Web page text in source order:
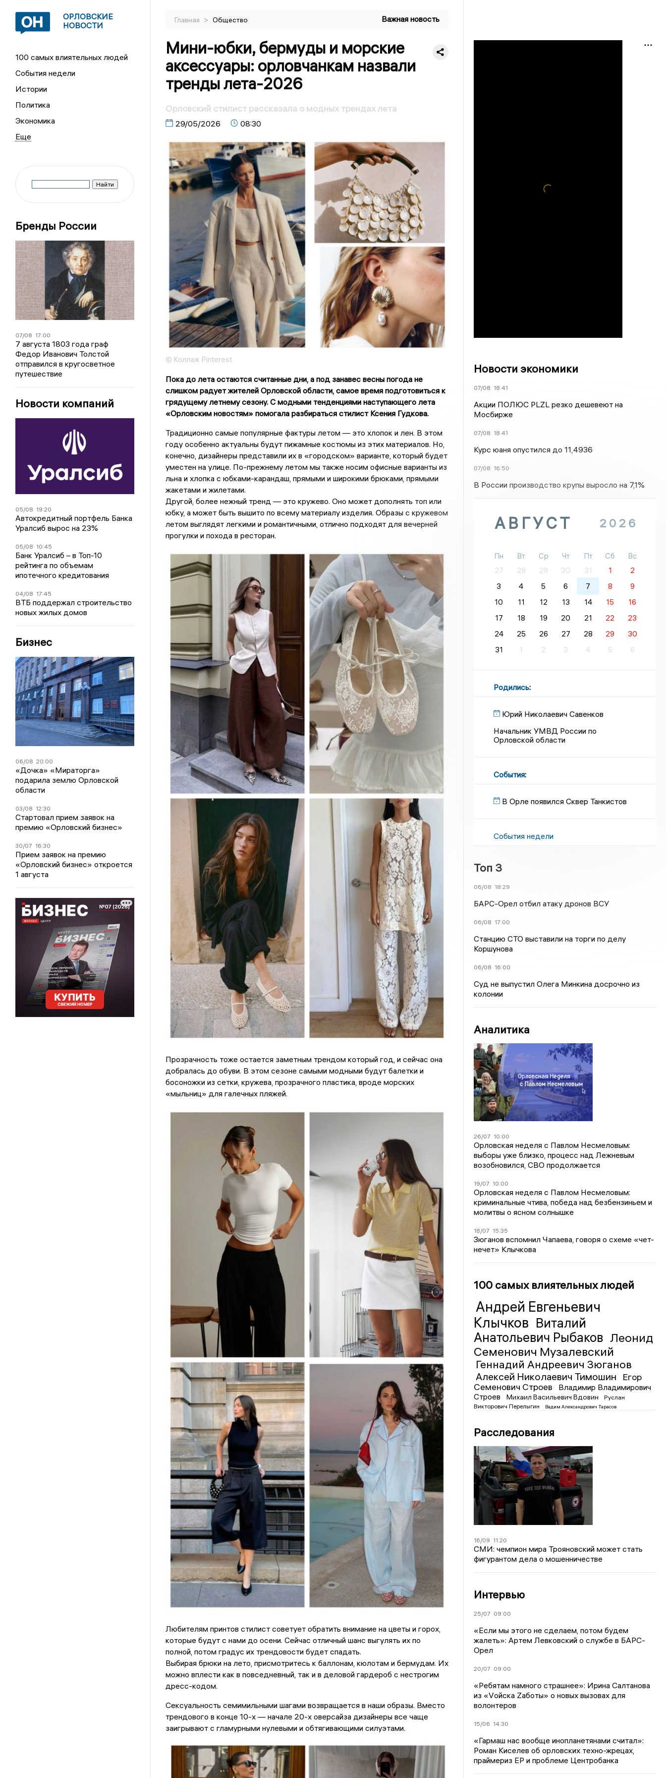
ОРЛОВСКИЕ
НОВОСТИ
100 самых влиятельных людей
События недели
Истории
Политика
Экономика
Бренды России
07/08 17:00
7 августа 1803 года граф
Федор Иванович Толстой
отправился в кругосветное
путешествие
Новости компаний
05/08 19:20
Автокредитный портфель Банка
Уралсиб вырос на 23%
05/08 10:45
Банк Уралсиб – в Топ-10
рейтинга по объемам
ипотечного кредитования
04/08 17:45
ВТБ поддержал строительство
новых жилых домов
Бизнес
06/08 20:00
«Дочка» «Мираторга»
подарила землю Орловской
области
03/08 12:30
Стартовал прием заявок на
премию «Орловский бизнес»
30/07 16:30
Прием заявок на премию
«Орловский бизнес» откроется
1 августа
Главная > Общество Важная новость
Мини-юбки, бермуды и морские
аксессуары: орловчанкам назвали
тренды лета-2026
Орловский стилист рассказала о модных трендах лета
29/05/2026 08:30
© Коллаж Pinterest
Пока до лета остаются считанные дни, а под занавес весны погода не
слишком радует жителей Орловской области, самое время подготовиться к
грядущему летнему сезону. С модными тенденциями наступающего лета
«Орловским новостям» помогала разбираться стилист Ксения Гудкова.
Традиционно самые популярные фактуры летом — это хлопок и лен. В этом
году особенно актуальны будут пижамные костюмы из этих материалов. Но,
конечно, дизайнеры представили их в «городском» варианте, который будет
уместен на улице. По-прежнему летом мы также носим офисные варианты из
льна и хлопка с юбками-карандаш, прямыми и широкими брюками, прямыми
жакетами и жилетами.
Другой, более нежный тренд — это кружево. Оно может дополнять топ или
юбку, а может быть вышито по всему материалу изделия. Образы с кружевом
летом выглядят легкими и романтичными, отлично подходят для вечерней
прогулки и похода в ресторан.
Прозрачность тоже остается заметным трендом который год, и сейчас она
добралась до обуви. В этом сезоне самыми модными будут балетки и
босоножки из сетки, кружева, прозрачного пластика, вроде морских
«мыльниц» для галечных пляжей.
Любителям принтов стилист советует обратить внимание на цветы и горох,
которые будут с нами до осени. Сейчас отличный шанс выгулять их по
полной, потом градус их трендовости будет спадать.
Выбирая брюки на лето, присмотритесь к баллонам, кюлотам и бермудам. Их
можно вплести как в повседневный, так и в деловой гардероб с нестрогим
дресс-кодом.
Сексуальность семимильными шагами возвращается в наши образы. Вместо
трендового в конце 10-х — начале 20-х оверсайза дизайнеры все чаще
заигрывают с гламурными нулевыми и обтягивающими силуэтами.
Новости экономики
07/08 18:41
Акции ПОЛЮС PLZL резко дешевеют на
Мосбирже
07/08 18:41
Курс юаня опустился до 11,4936
07/08 16:50
В России производство крупы выросло на 7,1%
АВГУСТ 2026
Пн Вт Ср Чт Пт Сб
Вс
27
28 29 30 31 1
2
3
4 5 6 7 8
9
10
11 12 13 14 15
16
17
18 19 20 21 22
23
24
25 26 27 28 29
30
31
1 2 3 4 5 6
Родились:
Юрий Николаевич Савенков
Начальник УМВД России по
Орловской области
События:
В Орле появился Сквер Танкистов
События недели
Топ 3
06/08 18:29
БАРС-Орел отбил атаку дронов ВСУ
06/08 17:00
Станцию СТО выставили на торги по делу
Коршунова
06/08 16:00
Суд не выпустил Олега Минкина досрочно из
колонии
Аналитика
26/07 10:00
Орловская неделя с Павлом Несмеловым:
выборы уже близко, процесс над Лежневым
возобновился, СВО продолжается
19/07 10:00
Орловская неделя с Павлом Несмеловым:
криминальные чтива, победа над безбензиньем и
молитвы о ясном солнышке
18/07 15:35
Зюганов вспомнил Чапаева, говоря о схеме «чет-
нечет» Клычкова
100 самых влиятельных людей
Андрей Евгеньевич
Клычков Виталий
Анатольевич Рыбаков Леонид
Семенович Музалевский
Геннадий Андреевич Зюганов
Алексей Николаевич Тимошин
Егор
Семенович Строев
Владимир Владимирович
Строев
Михаил Васильевич Вдовин
Руслан
Викторович Перелыгин
Вадим Александрович Тарасов
Расследования
16/09 11:20
СМИ: чемпион мира Трояновский может стать
фигурантом дела о мошенничестве
Интервью
25/07 09:00
«Если мы этого не сделаем, потом будем
жалеть»: Артем Левковский о службе в БАРС-
Орел
20/07 09:00
«Ребятам намного страшнее»: Ирина Салтанова
из «Vойска Zаботы» о новых вызовах для
волонтеров
15/06 14:30
«Гармаш нас вообще инопланетянами считал»:
Роман Киселев об орловских техно-жрецах,
праймериз ЕР и проблеме Центробанка